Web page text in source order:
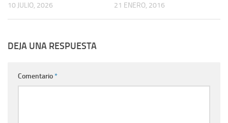
10 JULIO, 2026 21 ENERO, 2016
DEJA UNA RESPUESTA
Comentario*